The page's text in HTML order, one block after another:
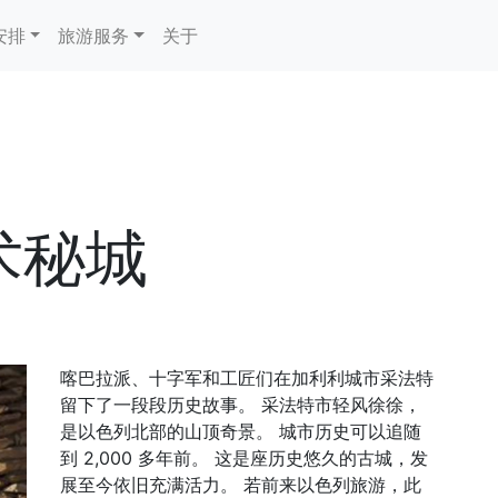
排 旅游服务 关于
秘城
喀巴拉派、十字军和工匠们在加利利城市采法特
留下了一段段历史故事。 采法特市轻风徐徐，
是以色列北部的山顶奇景。 城市历史可以追随
到 2,000 多年前。 这是座历史悠久的古城，发
展至今依旧充满活力。 若前来以色列旅游，此